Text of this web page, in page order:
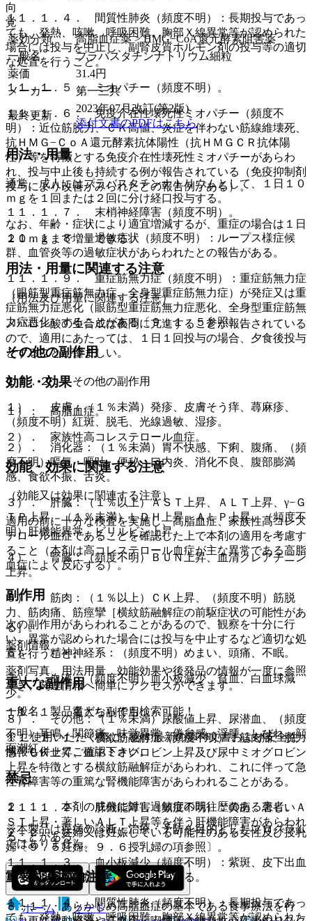
１１．１．４． 間質性肺炎（頻度不明）：長期投与であっ
ても、発熱、咳嗽、呼吸困難、胸部Ｘ線異常等が認められた
場合には投与を中止し、副腎皮質ホルモン剤の投与等の適切
な処置を行うこと。
１１．１．５． ミオパチー（頻度不明）。
１１．１．６． 免疫介在性壊死性ミオパチー（頻度不
明）：近位筋脱力、ＣＫ高値、炎症を伴わない筋線維壊死、
抗ＨＭＧ−ＣｏＡ還元酵素抗体陽性（抗ＨＭＧＣＲ抗体陽
性）等を特徴とする免疫介在性壊死性ミオパチーがあらわ
れ、投与中止後も持続する例が報告されている（免疫抑制剤
投与により改善がみられたとの報告例がある）。
１１．１．７． 末梢神経障害（頻度不明）。
１１．１．８． 過敏症状（頻度不明）：ループス様症候
群、血管炎等の過敏症状があらわれたとの報告がある。
１１．１．９． 重症筋無力症（頻度不明）：重症筋無力症
（眼筋型重症筋無力症、全身型重症筋無力症）が発症又は重
症筋無力症悪化（眼筋型重症筋無力症悪化、全身型重症筋無
力症悪化）することがある〔９．１．５参照〕。
その他の副作用
１１．２． その他の副作用
１）． 皮膚：（１％未満）発疹、皮膚そう痒、蕁麻疹、
（頻度不明）紅斑、脱毛、光線過敏、湿疹。
２）． 消化器：（１％未満）胃不快感、下痢、腹痛、（頻
度不明）嘔気・嘔吐、便秘、口内炎、消化不良、腹部膨満
感、食欲不振、舌炎。
３）． 肝臓：（１％以上）ＡＳＴ上昇、ＡＬＴ上昇、γ−Ｇ
ＴＰ上昇、（１％未満）ＬＤＨ上昇、ＡＬＰ上昇、（頻度不
明）肝機能異常、ビリルビン上昇。
４）． 腎臓：（頻度不明）ＢＵＮ上昇、血清クレアチニン
上昇。
５）． 筋肉：（１％以上）ＣＫ上昇、（頻度不明）筋脱
力、筋肉痛、筋痙攣［横紋筋融解症の前駆症状の可能性があ
る］。
６）． 精神神経系：（頻度不明）めまい、頭痛、不眠。
７）． 血液：（頻度不明）血小板減少、貧血、白血球減
少。
８）． その他：（１％未満）尿酸値上昇、尿潜血、（頻度
不明）耳鳴、関節痛、味覚異常、倦怠感、浮腫、しびれ、顔
面潮紅。
禁忌
２．１． 本剤の成分に対し過敏症の既往歴のある患者。
２．２． 妊婦又は妊娠している可能性のある女性及び授乳
婦〔９．５妊婦、９．６授乳婦の項参照〕。
重要な基本的注意
８．１． あらかじめ高脂血症の基本である食事療法を行
向
覚
薬効分類
高脂血症薬 > HMG−CoA還元酵素阻害薬
一般名
プラバスタチンナトリウム細粒
薬価
31.4円
メーカー
第一三共
最終更新
2023年07月改訂(第2版)
添付文書のPDFはこちら
用法・用量
通常、成人にはプラバスタチンナトリウムとして、１日１０
ｍｇを１回または２回に分け経口投与する。
なお、年齢・症状により適宜増減するが、重症の場合は１日
２０ｍｇまで増量できる。
用法・用量に関連する注意
（用法及び用量に関連する注意）
メバロン酸の生合成は夜間に亢進することが報告されている
ので、適用にあたっては、１日１回投与の場合、夕食後投与
とすることが望ましい。
効能・効果
１）． 高脂血症。
２）． 家族性高コレステロール血症。
効能・効果に関連する注意
（効能又は効果に関連する注意）
適用の前に十分な検査を実施し、高脂血症、家族性高コレス
テロール血症であることを確認した上で本剤の適用を考慮す
ること（本剤は高コレステロール血症が主な異常である高脂
血症によく反応する）。
副作用
次の副作用があらわれることがあるので、観察を十分に行
い、異常が認められた場合には投与を中止するなど適切な処
置を行うこと。
重大な副作用
１１．１． 重大な副作用
１１．１．１． 横紋筋融解症（頻度不明）：筋肉痛、脱力
感、ＣＫ上昇、血中ミオグロビン上昇及び尿中ミオグロビン
上昇を特徴とする横紋筋融解症があらわれ、これに伴って急
性腎障害等の重篤な腎機能障害があらわれることがある。
１１．１．２． 肝機能障害（頻度不明）：黄疸、著しいＡ
ＳＴ上昇・著しいＡＬＴ上昇等を伴う肝機能障害があらわれ
ることがある。
１１．１．３． 血小板減少（頻度不明）：紫斑、皮下出血
等を伴う重篤な症例も報告されている。
１１．１．４． 間質性肺炎（頻度不明）：長期投与であっ
ても、発熱、咳嗽、呼吸困難、胸部Ｘ線異常等が認められた
薬剤情報
薬剤写真、用法用量、効能効果や後発品の情報が一度に参照
でき、関連情報へ簡単にアクセスができます。
一般名、製品名どちらでも検索可能！
※ ご使用いただく際に、必ず最新の添付文書および安全性
情報も併せてご確認下さい。
※本製品は疾病の診断・治療・予防を目的としたプログラム
ではありません。
ホーム
ノート